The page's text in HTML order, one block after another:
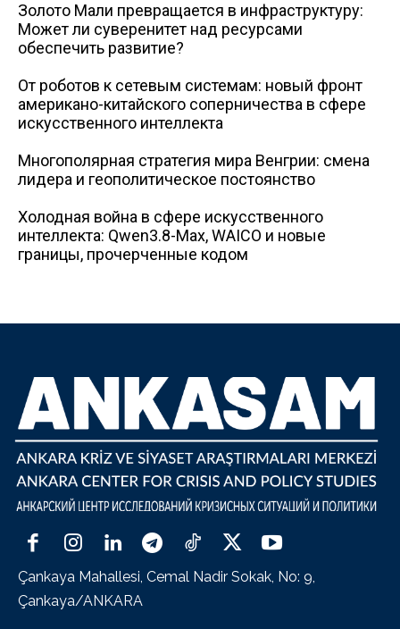
Золото Мали превращается в инфраструктуру:
Может ли суверенитет над ресурсами
обеспечить развитие?
От роботов к сетевым системам: новый фронт
американо-китайского соперничества в сфере
искусственного интеллекта
Многополярная стратегия мира Венгрии: смена
лидера и геополитическое постоянство
Холодная война в сфере искусственного
интеллекта: Qwen3.8-Max, WAICO и новые
границы, прочерченные кодом
Çankaya Mahallesi, Cemal Nadir Sokak, No: 9,
Çankaya/ANKARA